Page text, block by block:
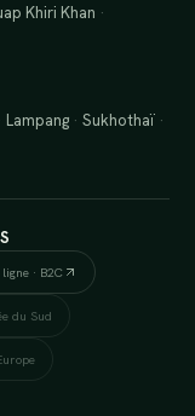
Khiri Khan ·
Lampang ·Sukhothaï ·
· B2C
du Sud